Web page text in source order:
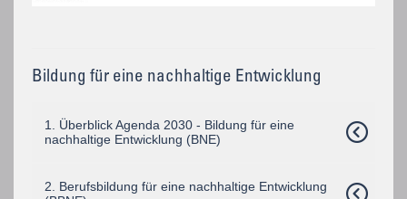
Bildung für eine nachhaltige Entwicklung
1. Überblick Agenda 2030 - Bildung für eine
nachhaltige Entwicklung (BNE)
2. Berufsbildung für eine nachhaltige Entwicklung